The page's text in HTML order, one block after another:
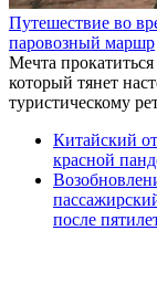
Путешествие во
паровозный маршр
Мечта
который тянет
туристическому
Китайский
красной
после